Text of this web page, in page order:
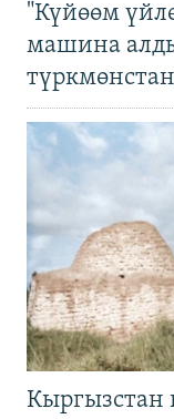
"Күйөөм
машина
Кыргызстан